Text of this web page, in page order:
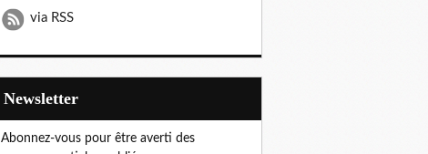
via RSS
Newsletter
Abonnez-vous pour être averti des